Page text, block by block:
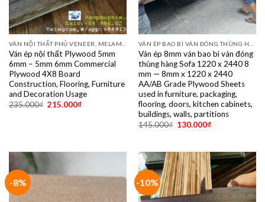
Ván ép nội thất Plywood 5mm
6mm – 5mm 6mm Commercial
Plywood 4X8 Board
Construction, Flooring, Furniture
and Decoration Usage
235.000₫ 215.000₫
Ván ép 8mm ván bao bì ván đóng
thùng hàng Sofa 1220 x 2440 8
mm — 8mm x 1220 x 2440
AA/AB Grade Plywood Sheets
used in furniture, packaging,
flooring, doors, kitchen cabinets,
buildings, walls, partitions
145.000₫ 130.000₫
-8% -10%